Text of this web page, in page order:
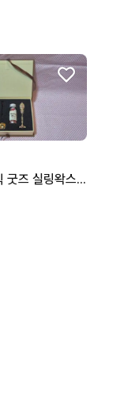
백망되 비공식 굿즈 실링왁스 + 기타 굿즈